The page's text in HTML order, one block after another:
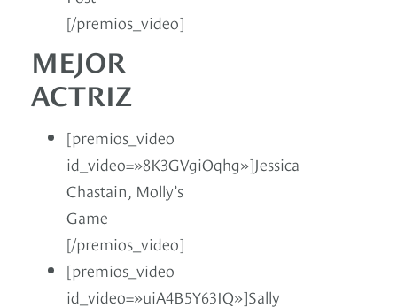
[/premios_video]
MEJOR
ACTRIZ
[premios_video
id_video=»8K3GVgiOqhg»]Jessica
Chastain, Molly’s
Game
[/premios_video]
[premios_video
id_video=»uiA4B5Y63IQ»]Sally